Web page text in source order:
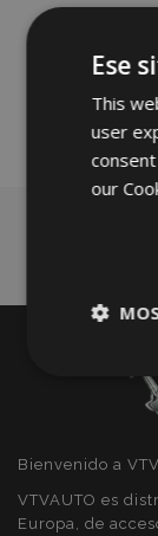
Bienvenido a
VTVAUTO es
Europa, de
Ese
This
user
our